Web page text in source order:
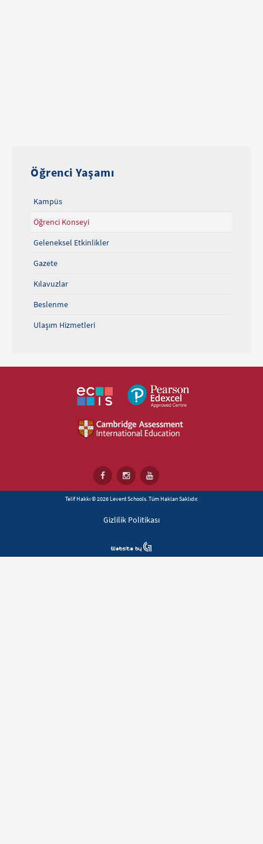
Öğrenci Yaşamı
Kampüs
Öğrenci Konseyi
Geleneksel Etkinlikler
Gazete
Kılavuzlar
Beslenme
Ulaşım Hizmetleri
Telif Hakkı © 2026 Levent Schools. Tüm Hakları Saklıdır.
Gizlilik Politikası